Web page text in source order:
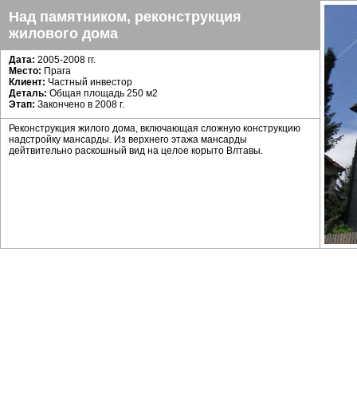
Над памятником, реконструкция
жилового дома
Дата: 2005-2008 гг.
Место: Прага
Клиент: Частный инвестор
Деталь: Общая площадь 250 м2
Этап: Закончено в 2008 г.
Реконструкция жилого дома, включающая сложную конструкцию
надстройку мансарды. Из верхнего этажа мансарды
дейтвительно раскошный вид на целое корыто Влтавы.